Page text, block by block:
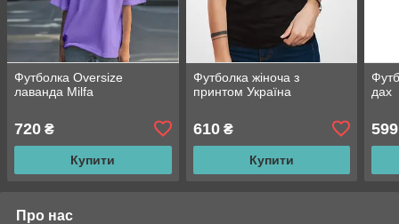
Футболка Oversize
лаванда Milfa
720 ₴
Купити
Футболка жіноча з
принтом Україна
610₴
Купити
дах
599
Про нас